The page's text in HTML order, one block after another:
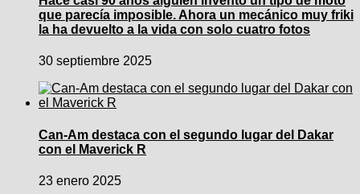
que parecía imposible. Ahora un mecánico muy friki
la ha devuelto a la vida con solo cuatro fotos
30 septiembre 2025
Can-Am destaca con el segundo lugar del Dakar
con el Maverick R
23 enero 2025